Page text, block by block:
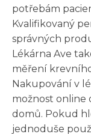
potřebám
Kvalifikovaný
správných
Lékárna Ave
měření
Nakupování v
možnost online
domů. Pokud
jednoduše